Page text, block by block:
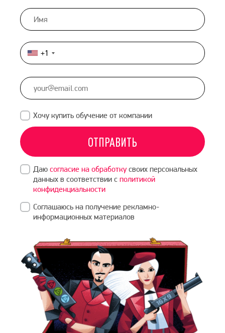
United
States
+1
+1
Хочу купить обучение от компании
ОТПРАВИТЬ
Даю согласие на обработкусвоих персональных
данных в соответствии с политикой
конфиденциальности
Соглашаюсь на получение рекламно-
информационных материалов